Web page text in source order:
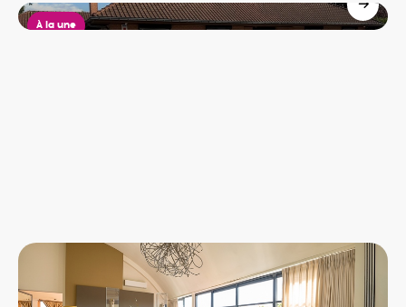
À la une